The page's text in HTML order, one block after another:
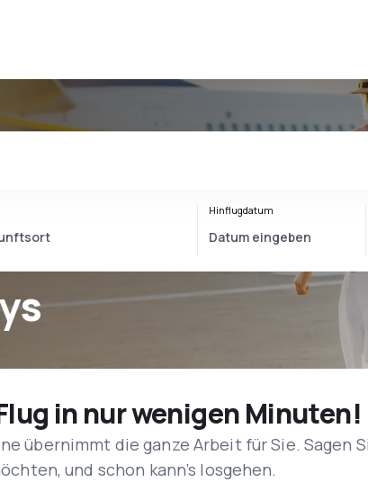
Hinflugdatum
in nur wenigen Minuten!
übernimmt die ganze Arbeit für Sie. Sagen
und schon kann’s losgehen.